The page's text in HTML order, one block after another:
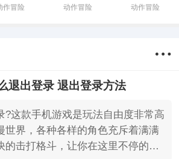
最新免费
作冒险
下载手机版中
动作冒险
下载最新版本
动作冒险
退出登录 退出登录方法
?这款手机游戏是玩法自由度非常高
世界，各种各样的角色充斥着满满
的击打格斗，让你在这里不停的探